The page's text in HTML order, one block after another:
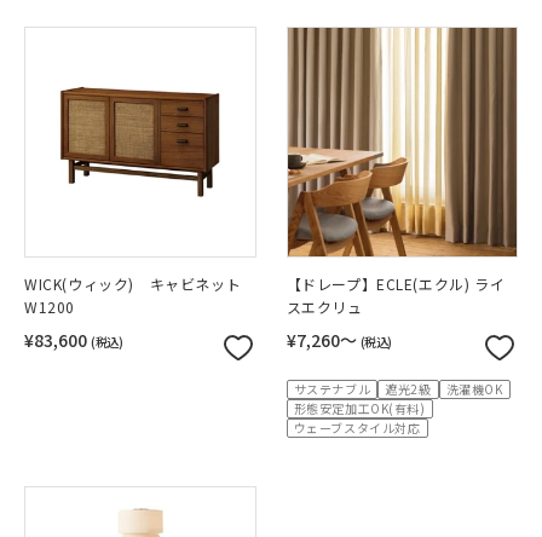
WICK(ウィック) キャビネット
W1200
¥83,600 (税込)
【ドレープ】ECLE(エクル) ライ
スエクリュ
¥7,260〜 (税込)
サステナブル 遮光2級
洗濯機OK
形態安定加工OK(有料)
ウェーブスタイル対応